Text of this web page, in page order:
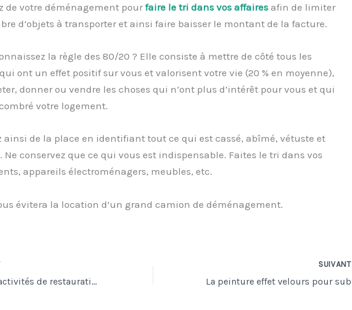
de votre déménagement pour faire le tri dans vos affairesafin de limiter
d’objets à transporter et ainsi faire baisser le montant de la facture.
la règle des 80/20 ? Elle consiste à mettre de côté tous les
ont un effet positif sur vous et valorisent votre vie (20 % en moyenne),
donner ou vendre les choses qui n’ont plus d’intérêt pour vous et qui
votre logement.
ainsi de la place en identifiant tout ce qui est cassé, abîmé, vétuste et
conservez que ce qui vous est indispensable. Faites le tri dans vos
appareils électroménagers, meubles, etc.
évitera la location d’un grand camion de déménagement.
Booster vos activités de restauration avec l’option « Commande en ligne »
SUIVANT